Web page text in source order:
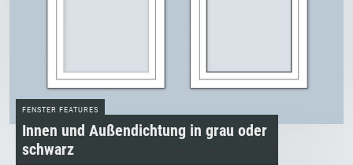
FENSTER FEATURES
Innen­ und Außendichtung in grau oder
schwarz